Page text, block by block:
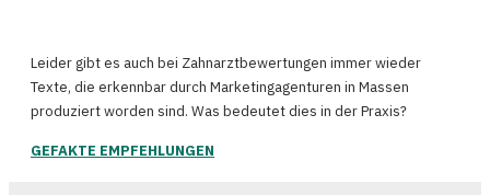
Leider gibt es auch bei Zahnarztbewertungen immer wieder
Texte, die erkennbar durch Marketingagenturen in Massen
produziert worden sind. Was bedeutet dies in der Praxis?
GEFAKTE EMPFEHLUNGEN